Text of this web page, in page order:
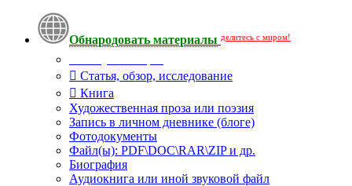
Обнародовать материалы делитесь с миром!
Статья, обзор, исследование
Книга
Художественная проза или поэзия
Запись в личном дневнике (блоге)
Фотодокументы
Файл(ы): PDF\DOC\RAR\ZIP и др.
Биография
Аудиокнига или иной звуковой файл